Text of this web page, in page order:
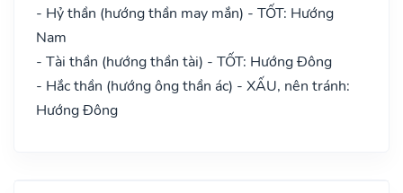
- Hỷ thần (hướng thần may mắn) - TỐT: Hướng
Nam
- Tài thần (hướng thần tài) - TỐT: Hướng Đông
- Hắc thần (hướng ông thần ác) - XẤU, nên tránh:
Hướng Đông